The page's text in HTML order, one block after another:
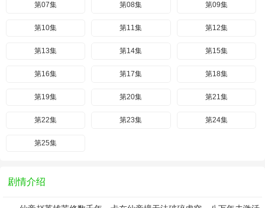
第07集 第08集 第09集
第10集 第11集 第12集
第13集 第14集 第15集
第16集 第17集 第18集
第19集 第20集 第21集
第22集 第23集 第24集
第25集
剧情介绍